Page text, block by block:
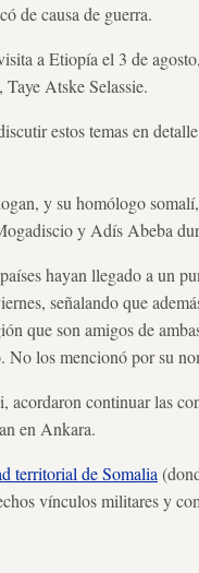
de causa de guerra.
a Etiopía el 3 de
Atske Selassie.
estos temas en
y su homólogo somalí,
y Adís Abeba
hayan llegado a un
señalando que
que son amigos de
No los mencionó por su
continuar las
en Ankara.
territorial de Somalia
vínculos militares y